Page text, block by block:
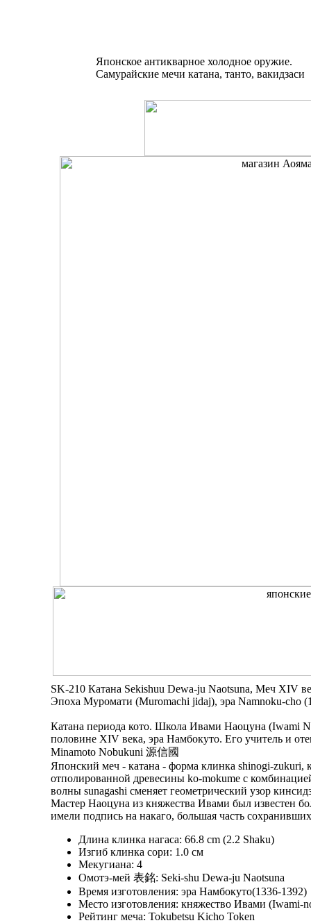
Японское антикварное холодное оружие.
Самурайские мечи катана, танто, вакидзаси
SK-210 Катана Sekishuu Dewa-ju Naotsuna, Меч XIV
Эпоха Муромати (Muromachi jidaj), эра Namnoku-cho
Катана периода кото. Школа Ивами Наоцуна (Iwami
половине XIV века, эра Намбокуто. Его учитель и
Minamoto Nobukuni 源信國
Японский меч - катана - форма клинка shinogi-zukuri,
отполированной древесины ko-mokume с
волны sunagashi сменяет геометрический узор
Мастер Наоцуна из княжества Ивами был известен
имели подпись на накаго, большая часть
Длина клинка нагаса: 66.8 cm (2.2 Shaku)
Изгиб клинка сори: 1.0 см
Мекугиана: 4
Омотэ-мей 表銘: Seki-shu Dewa-ju Naotsuna
Время изготовления: эра Намбокуто(1336-1392)
Место изготовления: княжество Ивами (Iwami-
Рейтинг меча: Tokubetsu Kicho Token